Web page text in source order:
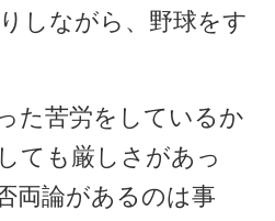
しながら、野球をす
た苦労をしているか
ても厳しさがあっ
両論があるのは事